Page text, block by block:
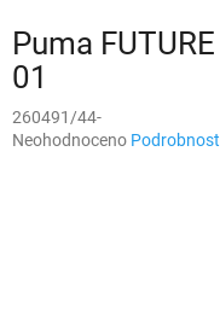
Puma
01
260491/44-
Průměrné
Neohodnoceno